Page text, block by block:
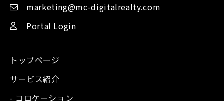
marketing@mc-digitalrealty.com
Portal Login
トップページ
サービス紹介
- コロケーション